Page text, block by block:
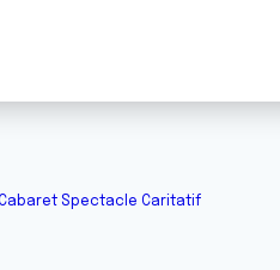
Cabaret Spectacle Caritatif